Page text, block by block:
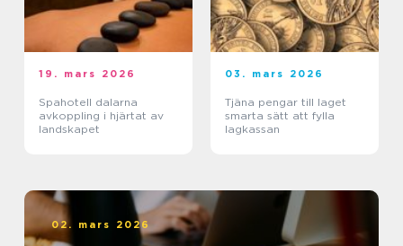
19. mars 2026
Spahotell dalarna
avkoppling i hjärtat av
landskapet
03. mars 2026
Tjäna pengar till laget
smarta sätt att fylla
lagkassan
02. mars 2026